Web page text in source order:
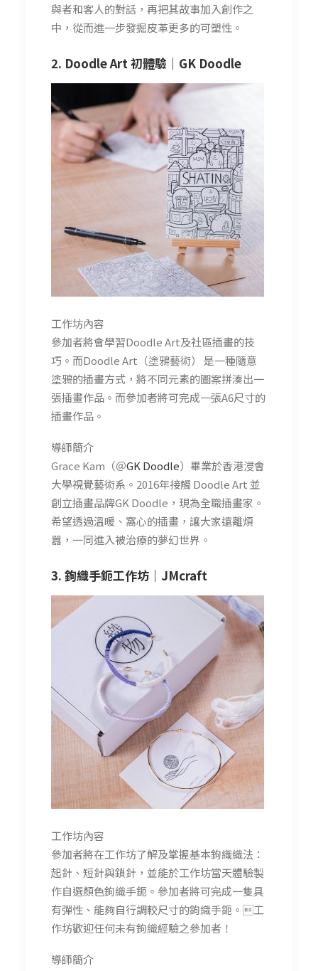
與者和客人的對話，再把其故事加入創作之
中，從而進一步發掘皮革更多的可塑性。
2. Doodle Art 初體驗｜ GK Doodle
工作坊內容
參加者將會學習Doodle Art及社區插畫的技
巧。而Doodle Art（塗鴉藝術） 是一種隨意
塗鴉的插畫方式，將不同元素的圖案拼湊出一
張插畫作品。而參加者將可完成一張A6尺寸的
插畫作品。
導師簡介
Grace Kam（＠GK Doodle）畢業於香港浸會
大學視覺藝術系。2016年接觸 Doodle Art 並
創立插畫品牌GK Doodle，現為全職插畫家。
希望透過溫暖、窩心的插畫，讓大家遠離煩
囂，一同進入被治療的夢幻世界。
3. 鉤織手鈪工作坊｜ JMcraft
工作坊內容
參加者將在工作坊了解及掌握基本鉤織織法：
起針、短針與鎖針，並能於工作坊當天體驗製
作自選顏色鉤織手鈪。參加者將可完成一隻具
有彈性、能夠自行調較尺寸的鉤織手鈪。工
作坊歡迎任何未有鉤織經驗之參加者！
導師簡介